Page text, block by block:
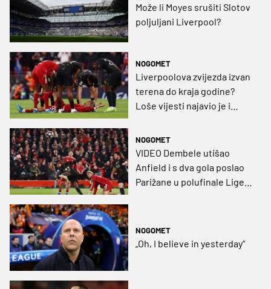
Može li Moyes srušiti Slotov
poljuljani Liverpool?
NOGOMET
Liverpoolova zvijezda izvan
terena do kraja godine?
Loše vijesti najavio je i
NOGOMET
VIDEO Dembele utišao
Anfield i s dva gola poslao
Parižane u polufinale Lige
NOGOMET
„Oh, I believe in yesterday“